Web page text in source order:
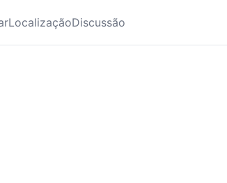
LocalizaçãoDiscussão